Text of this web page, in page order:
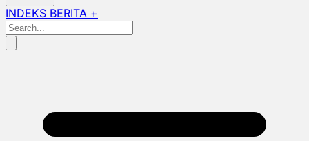
INDEKS BERITA +